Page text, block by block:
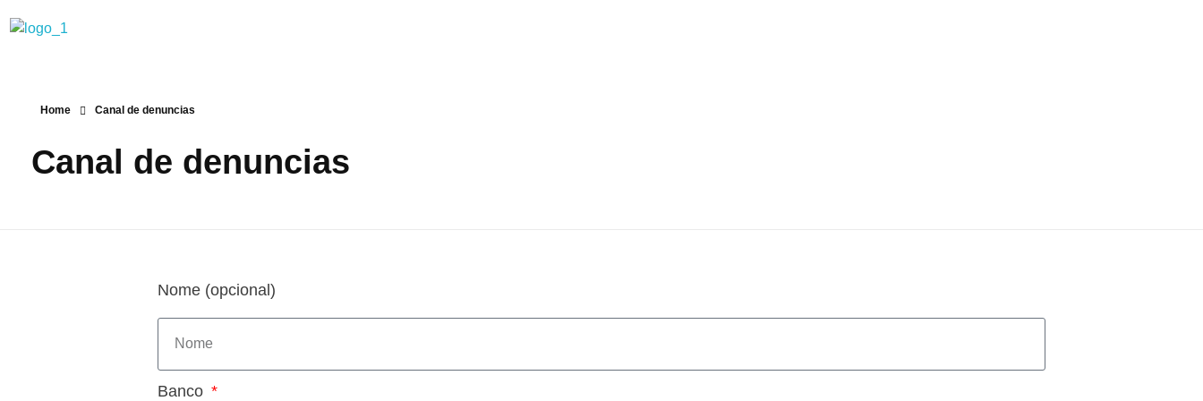
Home Canal de denuncias
Canal de denuncias
Nome (opcional)
Banco